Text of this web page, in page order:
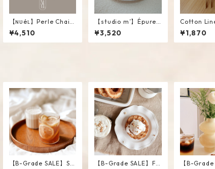
【ɴᴜéʟ】Perle Chain
e
¥4,510
【studio m’】Épurer
Compote #White / M
¥3,520
Cotton
Mini Mat
¥1,870
【B-Grade SALE】Str
【B-Grade SALE】Fri
【B-Grade